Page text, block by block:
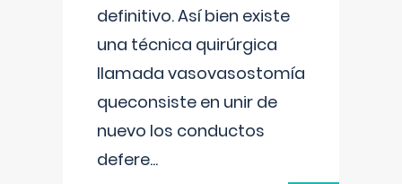
definitivo. Así bien existe
una técnica quirúrgica
llamada vasovasostomía
queconsiste en unir de
nuevo los conductos
defere...